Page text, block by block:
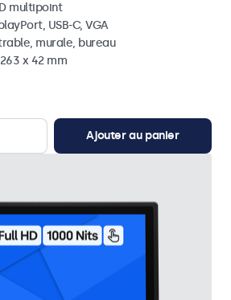
multipoint
USB-C, VGA
murale, bureau
x 42 mm
Ajouter au panier